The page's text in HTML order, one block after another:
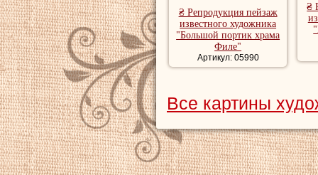
₴ Репродукция пейзаж
известного художника
"Большой портик храма
Филе"
Артикул: 05990
₴
Все картины